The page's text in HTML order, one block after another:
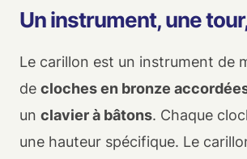
Un instrument, une
Le carillon est un instrument de
de cloches en bronze
un clavier à bâtons. Chaque
une hauteur spécifique. Le